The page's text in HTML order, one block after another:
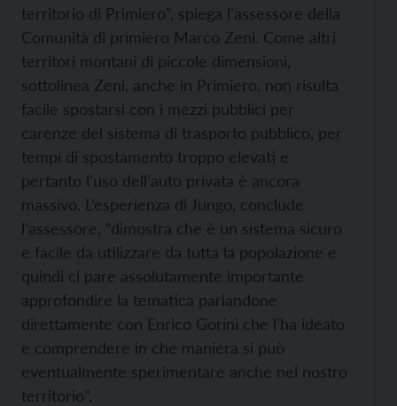
territorio di Primiero”, spiega l'assessore della
Comunità di primiero Marco Zeni. Come altri
territori montani di piccole dimensioni,
sottolinea Zeni, anche in Primiero, non risulta
facile spostarsi con i mezzi pubblici per
carenze del sistema di trasporto pubblico, per
tempi di spostamento troppo elevati e
pertanto l’uso dell’auto privata è ancora
massivo. L’esperienza di Jungo, conclude
l'assessore, “dimostra che è un sistema sicuro
e facile da utilizzare da tutta la popolazione e
quindi ci pare assolutamente importante
approfondire la tematica parlandone
direttamente con Enrico Gorini che l’ha ideato
e comprendere in che maniera si può
eventualmente sperimentare anche nel nostro
territorio”.